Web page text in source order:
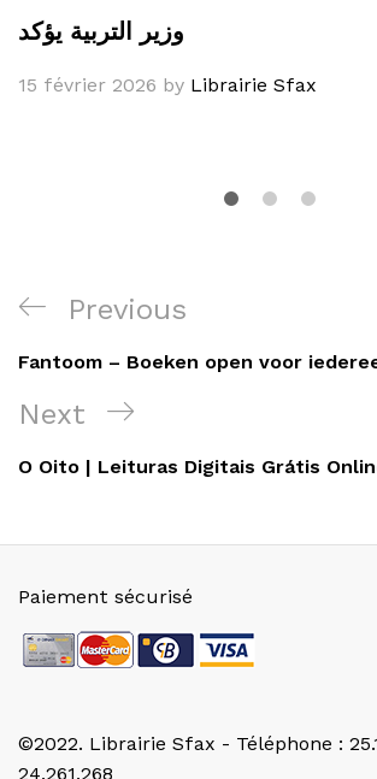
وزير التربية يؤكد
15 février 2026 by Librairie Sfax
Navigation
de
l’article
Previous
Post
Previous
Fantoom – Boeken open voor
Next
Post
Next
O Oito | Leituras Digitais Grátis
©2022. Librairie Sfax - Téléphone :
24.261.268
Paiement sécurisé